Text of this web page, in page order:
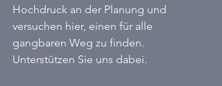
Hochdruck an der Planung und
versuchen hier, einen für alle
gangbaren Weg zu finden.
Unterstützen Sie uns dabei.